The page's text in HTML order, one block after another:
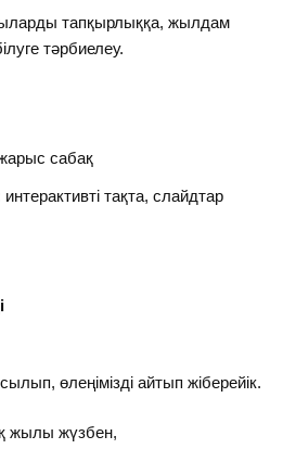
тапқырлыққа, жылдам
тәрбиелеу.
сабақ
интерактивті тақта, слайдтар
өлеңімізді айтып жіберейік.
жылы жүзбен,